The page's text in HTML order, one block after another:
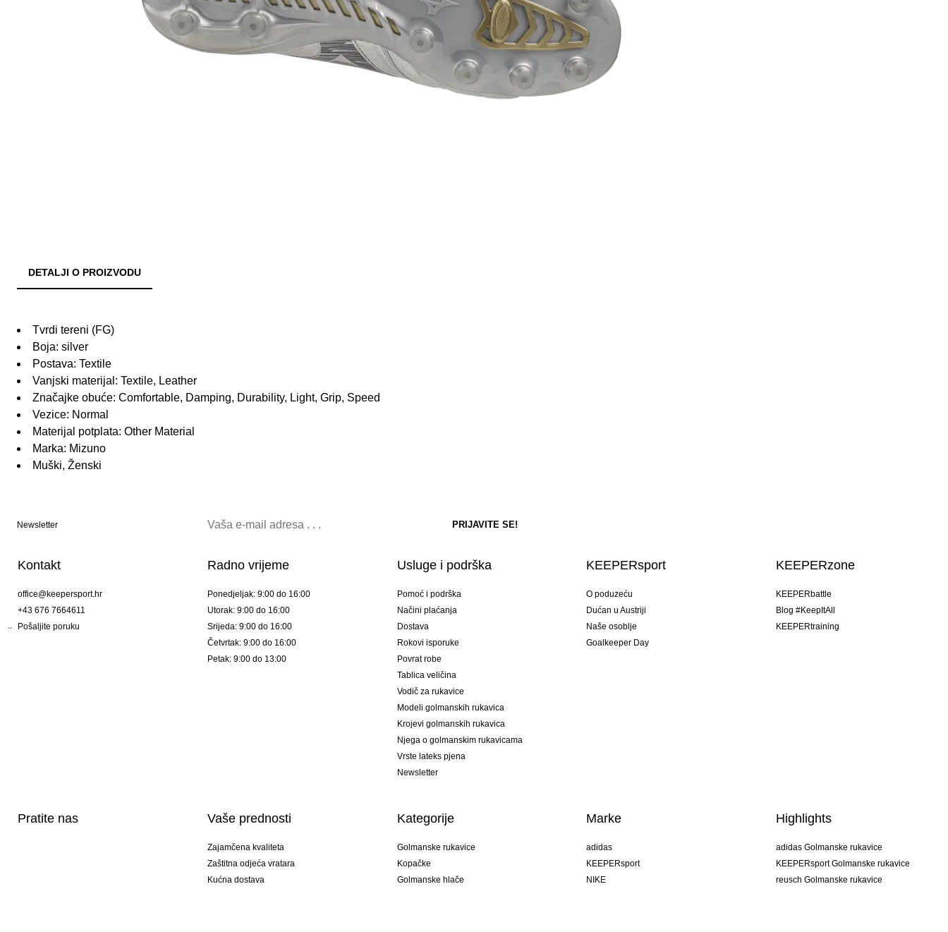
DETALJI O PROIZVODU
Tvrdi tereni (FG)
Boja: silver
Postava: Textile
Vanjski materijal: Textile, Leather
Značajke obuće: Comfortable, Damping, Durability, Light, Grip, Speed
Vezice: Normal
Materijal potplata: Other Material
Marka: Mizuno
Muški, Ženski
Newsletter
Kontakt
office@keepersport.hr
+43 676 7664611
Pošaljite poruku
Radno vrijeme
Ponedjeljak: 9:00 do 16:00
Utorak: 9:00 do 16:00
Srijeda: 9:00 do 16:00
Četvrtak: 9:00 do 16:00
Petak: 9:00 do 13:00
Usluge i podrška
Pomoć i podrška
Načini plaćanja
Dostava
Rokovi isporuke
Povrat robe
Tablica veličina
Vodič za rukavice
Modeli golmanskih rukavica
Krojevi golmanskih rukavica
Njega o golmanskim rukavicama
Vrste lateks pjena
Newsletter
KEEPERsport
O poduzeću
Dućan u Austriji
Naše osoblje
Goalkeeper Day
KEEPERzone
KEEPERbattle
Blog #KeepItAll
KEEPERtraining
Pratite nas Vaše prednosti
Zajamčena kvaliteta
Zaštitna odjeća vratara
Kućna dostava
Kategorije
Golmanske rukavice
Kopačke
Golmanske hlače
Marke
adidas
KEEPERsport
NIKE
Highlights
adidas Golmanske rukavice
KEEPERsport Golmanske rukavice
reusch Golmanske rukavice